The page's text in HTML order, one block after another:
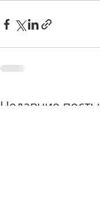
Недавние посты